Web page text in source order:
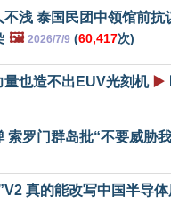
浅 泰国民团中领馆前抗
🖼️ 2026/7/9 (60,417次)
量也造不出EUV光刻机 ▶️
索罗门群岛批“不要威胁
真的能改写中国半导体